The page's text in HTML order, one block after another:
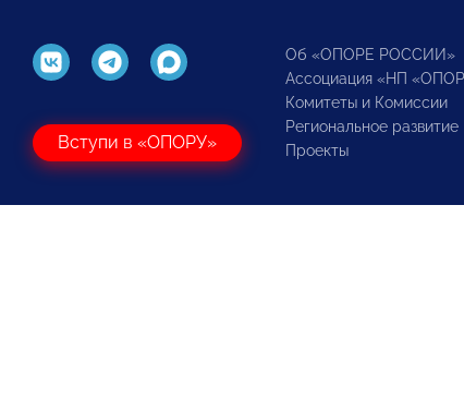
Вступи в «ОПОРУ»
Об «ОПОРЕ РОССИИ»
Ассоциация «НП
Комитеты и Комиссии
Региональное развитие
Проекты